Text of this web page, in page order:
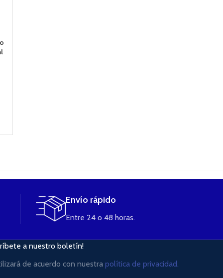
Envío rápido
Entre 24 o 48 horas.
a nuestro boletín!
de acuerdo con nuestra política de privacidad.